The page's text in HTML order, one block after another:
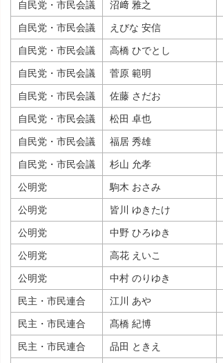
自民党・市民会議 沼﨑 雅之
自民党・市民会議 えびな 安信
自民党・市民会議 高橋 ひでとし
自民党・市民会議 菅原 範明
自民党・市民会議 佐藤 さだお
自民党・市民会議 松田 卓也
自民党・市民会議 福居 秀雄
自民党・市民会議 杉山 允孝
公明党 駒木 おさみ
公明党 皆川 ゆきたけ
公明党 中野 ひろゆき
公明党 高花 えいこ
公明党 中村 のりゆき
民主・市民連合 江川 あや
民主・市民連合 髙橋 紀博
民主・市民連合 品田 ときえ